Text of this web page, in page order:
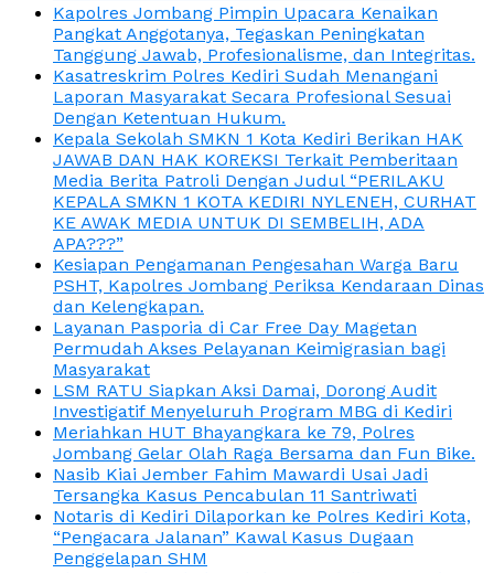
Kapolres Jombang Pimpin Upacara Kenaikan
Pangkat Anggotanya, Tegaskan Peningkatan
Tanggung Jawab, Profesionalisme, dan Integritas.
Kasatreskrim Polres Kediri Sudah Menangani
Laporan Masyarakat Secara Profesional Sesuai
Dengan Ketentuan Hukum.
Kepala Sekolah SMKN 1 Kota Kediri Berikan HAK
JAWAB DAN HAK KOREKSI Terkait Pemberitaan
Media Berita Patroli Dengan Judul “PERILAKU
KEPALA SMKN 1 KOTA KEDIRI NYLENEH, CURHAT
KE AWAK MEDIA UNTUK DI SEMBELIH, ADA
APA???”
Kesiapan Pengamanan Pengesahan Warga Baru
PSHT, Kapolres Jombang Periksa Kendaraan Dinas
dan Kelengkapan.
Layanan Pasporia di Car Free Day Magetan
Permudah Akses Pelayanan Keimigrasian bagi
Masyarakat
LSM RATU Siapkan Aksi Damai, Dorong Audit
Investigatif Menyeluruh Program MBG di Kediri
Meriahkan HUT Bhayangkara ke 79, Polres
Jombang Gelar Olah Raga Bersama dan Fun Bike.
Nasib Kiai Jember Fahim Mawardi Usai Jadi
Tersangka Kasus Pencabulan 11 Santriwati
Notaris di Kediri Dilaporkan ke Polres Kediri Kota,
“Pengacara Jalanan” Kawal Kasus Dugaan
Penggelapan SHM